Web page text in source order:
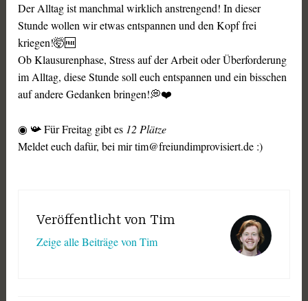
Der Alltag ist manchmal wirklich anstrengend! In dieser
Stunde wollen wir etwas entspannen und den Kopf frei
kriegen!🤯🆓
Ob Klausurenphase, Stress auf der Arbeit oder Überforderung
im Alltag, diese Stunde soll euch entspannen und ein bisschen
auf andere Gedanken bringen!💭❤️
◉ 📯 Für Freitag gibt es 12 Plätze
Meldet euch dafür, bei mir tim@freiundimprovisiert.de :)
Veröffentlicht von Tim
Zeige alle Beiträge von Tim